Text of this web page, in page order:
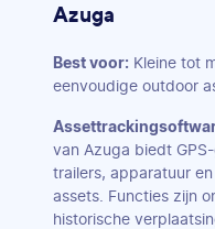
Azuga
Best voor: Kleine tot
eenvoudige outdoor
van Azuga biedt
trailers, apparatuur
assets. Functies zijn
historische